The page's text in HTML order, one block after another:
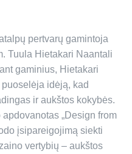
pertvarų gamintoja
Tuula Hietakari Naantali
gaminius, Hietakari
idėją, kad
ir aukštos kokybės.
„Design from
įsipareigojimą siekti
vertybių – aukštos